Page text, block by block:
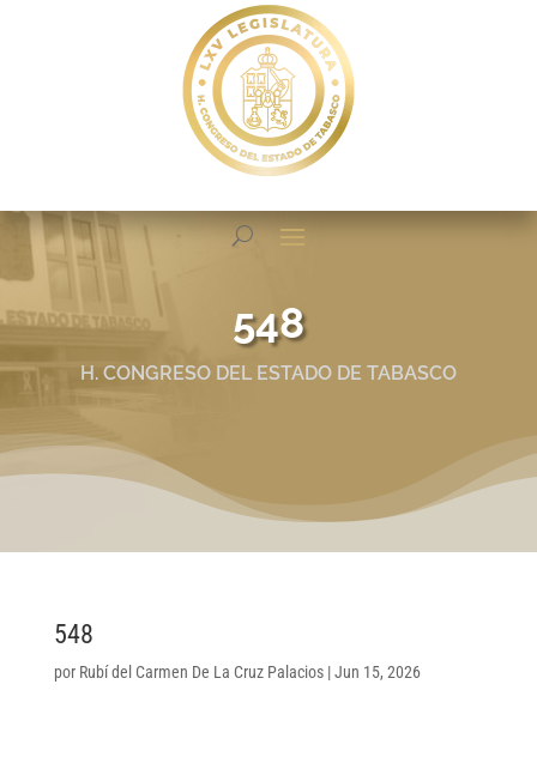
548
H. CONGRESO DEL ESTADO DE TABASCO
548
por Rubí del Carmen De La Cruz Palacios|Jun 15, 2026